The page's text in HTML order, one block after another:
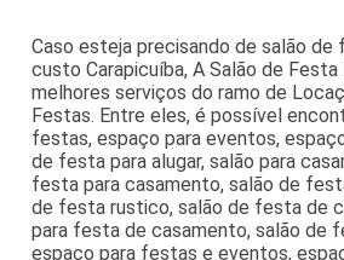
Caso esteja precisando de salão de
custo Carapicuíba, A Salão de
melhores serviços do ramo de
Festas. Entre eles, é possível
festas, espaço para eventos,
de festa para alugar, salão para
festa para casamento, salão de
de festa rustico, salão de festa de
para festa de casamento, salão de
espaço para festas e eventos,